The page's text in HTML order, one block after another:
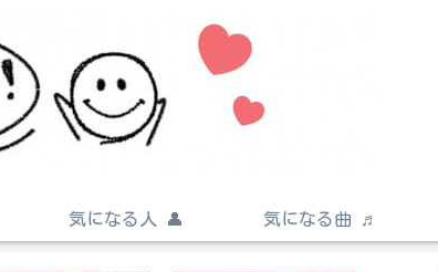
気になる人 👤 気になる曲 ♬